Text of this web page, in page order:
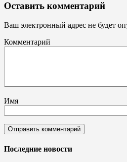
Оставить комментарий
Ваш электронный адрес не будет
Комментарий
Имя
Последние новости